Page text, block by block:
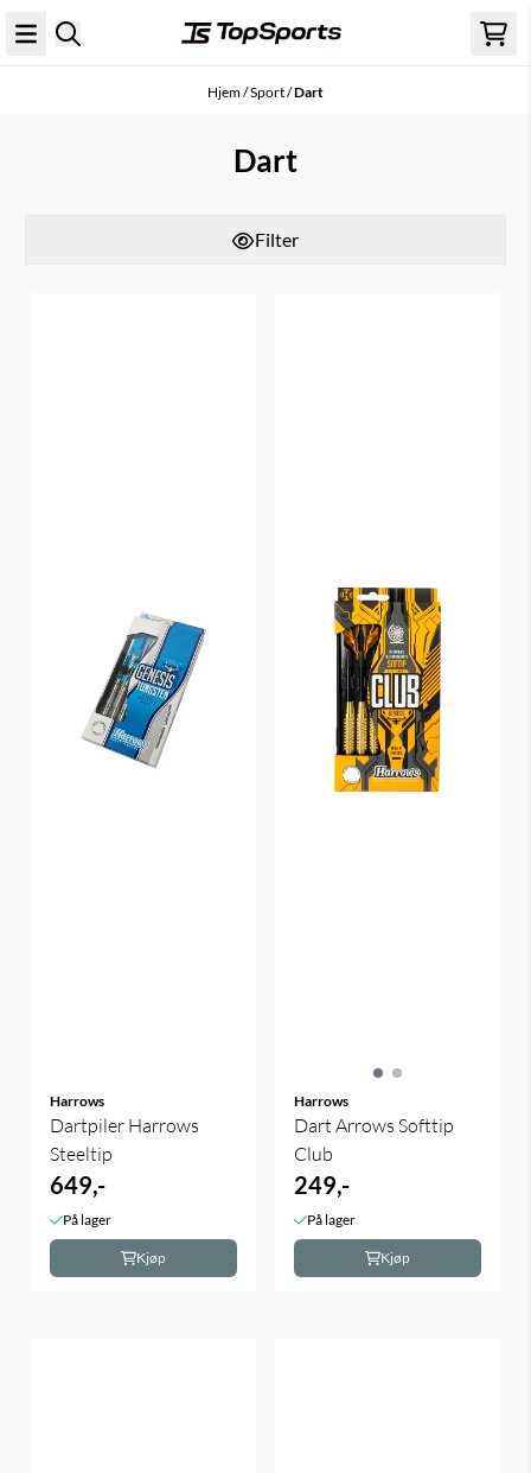
Hopp til innhold
Hjem/Sport/Dart
Dart
Filter
Harrows
Dartpiler Harrows
Steeltip
649,-
På lager
Kjøp
Harrows
Dart Arrows Softtip
Club
249,-
På lager
Kjøp